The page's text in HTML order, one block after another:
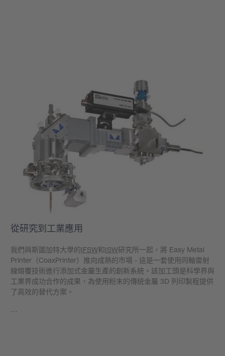
從研究到工業應用
我們與斯圖加特大學的IFSW和ISW研究所一起，將 Easy Metal
Printer（CoaxPrinter）推向成熟的市場 - 這是一套使用同軸雷射
線熔覆技術進行添加式金屬生產的創新系統。該加工頭是科學界與
工業界成功合作的成果，為使用粉末的傳統金屬 3D 列印製程提供
了高效的替代方案。
…